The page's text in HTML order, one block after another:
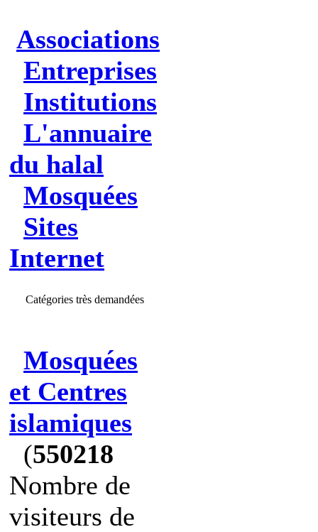
Associations
Entreprises
Institutions
L'annuaire
du halal
Mosquées
Sites
Internet
Catégories très demandées
Mosquées
et Centres
islamiques
(550218
Nombre de
visiteurs de